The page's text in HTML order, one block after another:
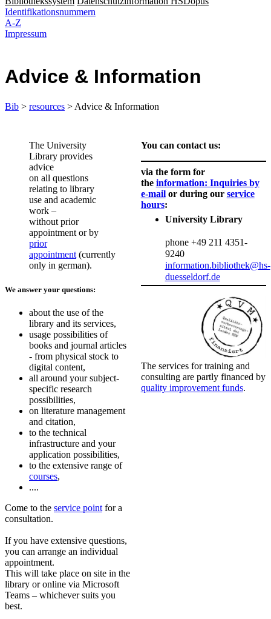
Identifikationsnummern
A-Z
Impressum
Advice & Information
Bib > resources > Advice & Information
​The University
Library provides
advice
on all questions
relating to library
use and academic
work –
without prior
appointment or by
prior
appointment (currently
only in german).​
We answer your questions:
about the use of the
library and its services,
usage possibilities of
books and journal articles
- from physical stock to
digital content,
all around your subject-
specific research
possibilities,
on literature management
and citation,
to the technical
infrastructure and your
application possibilities,
to the extensive range of
courses,
....
Come to the service point for a
consultation.
If you have extensive questions,
you can arrange an individual
appointment.
This will take place on site in the
library or online via Microsoft
Teams – whichever suits you
best.
You can contact us:
via the form for
the information: Inquiries by
e-mail or during our service
hours​:
University Library
phone +49 211 4351-
information.bibliothek@hs-
duesseldorf.de
The services for training and
consulting are partly financed by
quality improvement funds​.